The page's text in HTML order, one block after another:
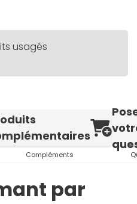
usagés
Compléments
par